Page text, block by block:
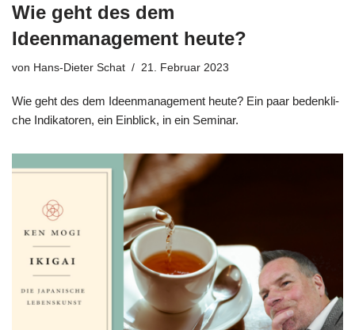
Wie geht des dem
Ideenmanagement heute?
von Hans-Dieter Schat 21. Februar 2023
Wie geht des dem Ideen­ma­nage­ment heu­te? Ein paar bedenk­li­
che Indi­ka­to­ren, ein Ein­blick, in ein Seminar.